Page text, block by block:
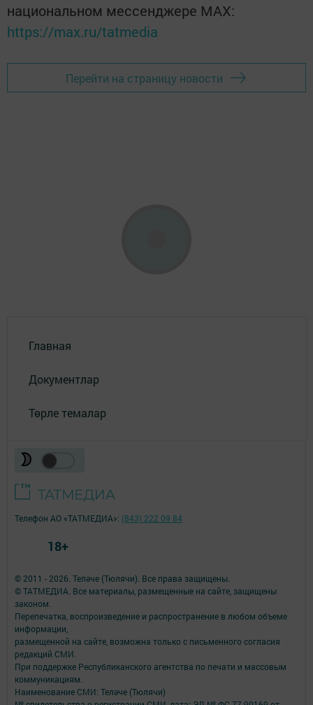
национальном мессенджере MАХ:
https://max.ru/tatmedia
Перейти на страницу новости
Главная
Документлар
Төрле темалар
© 2011 - 2026. Теләче (Тюлячи). Все права защищены.
© ТАТМЕДИА. Все материалы, размещенные на сайте, защищены
законом.
Перепечатка, воспроизведение и распространение в любом объеме
информации,
размещенной на сайте, возможна только с письменного согласия
редакций СМИ.
При поддержке Республиканского агентства по печати и массовым
коммуникациям.
Наименование СМИ: Теләче (Тюлячи)
Телефон АО «ТАТМЕДИА»: (843) 222 09 84
18+